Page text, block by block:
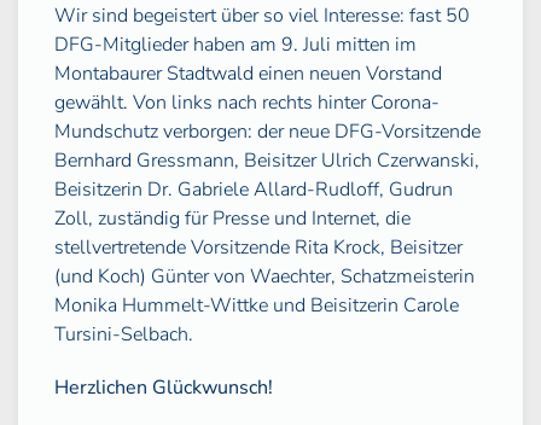
Wir sind begeistert über so viel Interesse: fast 50
DFG-Mitglieder haben am 9. Juli mitten im
Montabaurer Stadtwald einen neuen Vorstand
gewählt. Von links nach rechts hinter Corona-
Mundschutz verborgen: der neue DFG-Vorsitzende
Bernhard Gressmann, Beisitzer Ulrich Czerwanski,
Beisitzerin Dr. Gabriele Allard-Rudloff, Gudrun
Zoll, zuständig für Presse und Internet, die
stellvertretende Vorsitzende Rita Krock, Beisitzer
(und Koch) Günter von Waechter, Schatzmeisterin
Monika Hummelt-Wittke und Beisitzerin Carole
Tursini-Selbach.
Herzlichen Glückwunsch!